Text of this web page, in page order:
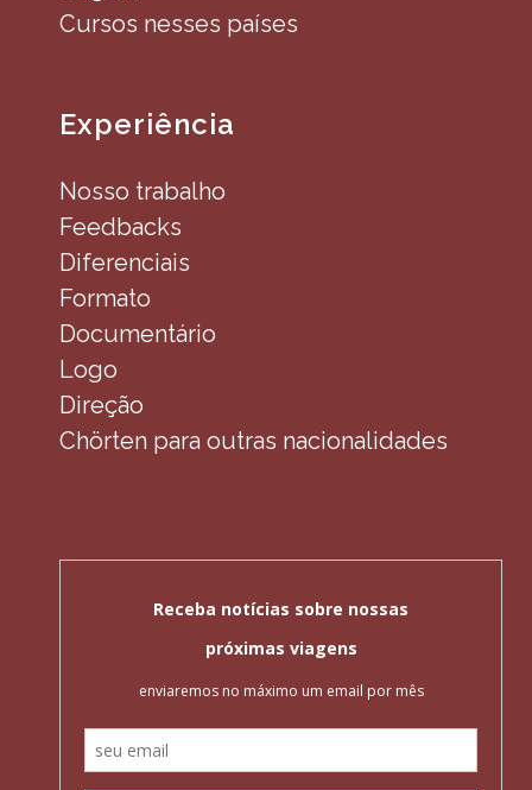
Cursos nesses países
Experiência
Nosso trabalho
Feedbacks
Diferenciais
Formato
Documentário
Logo
Direção
Chörten para outras nacionalidades